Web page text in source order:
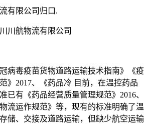
有限公司归口.
川航物流有限公司
病毒疫苗货物道路运输技术指南》《疫
》2017、《药品冷 目前，在温控药品
已有《药品经营质量管理规范》2016、
流运作规范》等，现有的标准明确了温
储、交接及道路运输，但缺少航空运输